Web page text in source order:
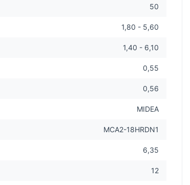
50
1,80 - 5,60
1,40 - 6,10
0,55
0,56
MIDEA
MCA2-18HRDN1
6,35
12